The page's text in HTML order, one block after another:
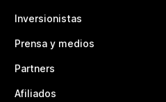
Inversionistas
Prensa y medios
Partners
Afiliados